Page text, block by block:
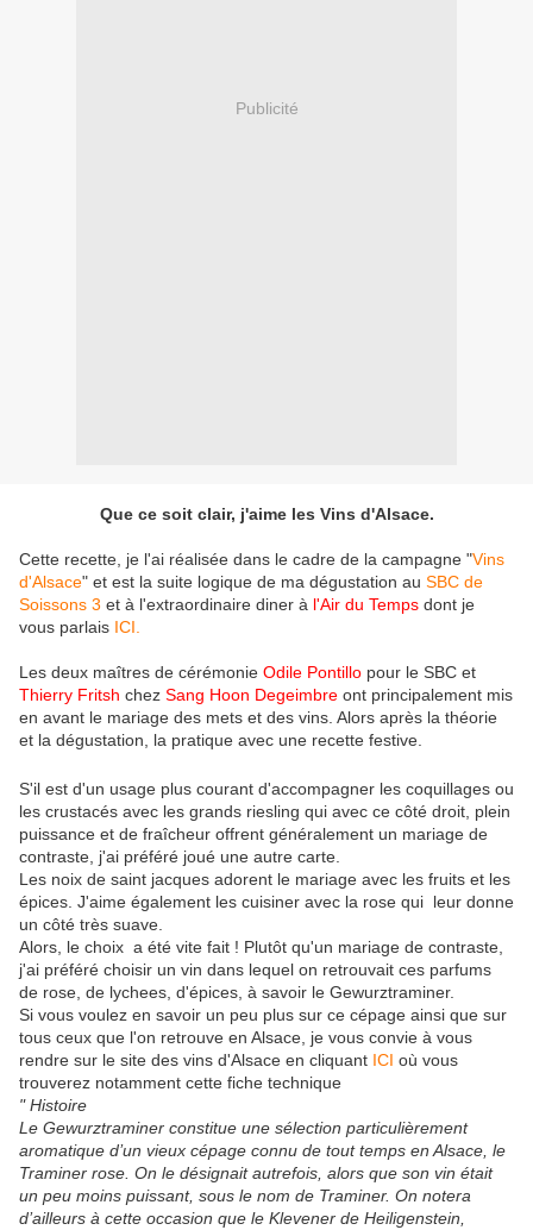
Publicité
Que ce soit clair, j'aime les Vins d'Alsace.
Cette recette, je l'ai réalisée dans le cadre de la campagne "Vins
d'Alsace" et est la suite logique de ma dégustation au SBC de
Soissons 3 et à l'extraordinaire diner à l'Air du Temps dont je
vous parlais ICI.
Les deux maîtres de cérémonie Odile Pontillo pour le SBC et
Thierry Fritsh chez Sang Hoon Degeimbre ont principalement mis
en avant le mariage des mets et des vins. Alors après la théorie
et la dégustation, la pratique avec une recette festive.
S'il est d'un usage plus courant d'accompagner les coquillages ou
les crustacés avec les grands riesling qui avec ce côté droit, plein
puissance et de fraîcheur offrent généralement un mariage de
contraste, j'ai préféré joué une autre carte.
Les noix de saint jacques adorent le mariage avec les fruits et les
épices. J'aime également les cuisiner avec la rose qui leur donne
un côté très suave.
Alors, le choix a été vite fait ! Plutôt qu'un mariage de contraste,
j'ai préféré choisir un vin dans lequel on retrouvait ces parfums
de rose, de lychees, d'épices, à savoir le Gewurztraminer.
Si vous voulez en savoir un peu plus sur ce cépage ainsi que sur
tous ceux que l'on retrouve en Alsace, je vous convie à vous
rendre sur le site des vins d'Alsace en cliquant ICI où vous
trouverez notamment cette fiche technique
" Histoire
Le Gewurztraminer constitue une sélection particulièrement
aromatique d’un vieux cépage connu de tout temps en Alsace, le
Traminer rose. On le désignait autrefois, alors que son vin était
un peu moins puissant, sous le nom de Traminer. On notera
d’ailleurs à cette occasion que le Klevener de Heiligenstein,